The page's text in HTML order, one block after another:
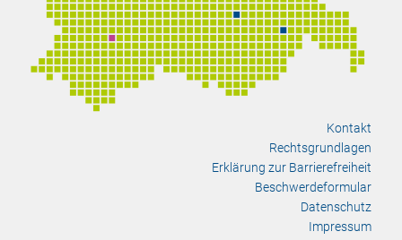
Kontakt
Rechtsgrundlagen
Erklärung zur Barrierefreiheit
Beschwerdeformular
Datenschutz
Impressum